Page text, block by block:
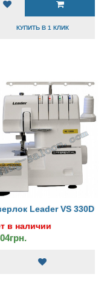
КУПИТЬ В 1 КЛИК
Leader VS 330D
в наличии